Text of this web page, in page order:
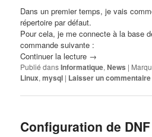
Dans un premier temps, je vais
répertoire par défaut.
Pour cela, je me connecte à la base
commande suivante :
Continuer la lecture →
Publié dansInformatique,News |
Linux,mysql | Laisser un commentaire
Configuration de DNF